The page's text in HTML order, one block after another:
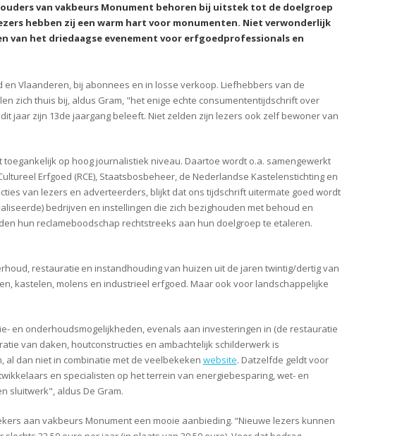
van vakbeurs Monument behoren bij uitstek tot de doelgroep
hebben zij een warm hart voor monumenten. Niet verwonderlijk
van het driedaagse evenement voor erfgoedprofessionals en
Vlaanderen, bij abonnees en in losse verkoop. Liefhebbers van de
zich thuis bij, aldus Gram, "het enige echte consumententijdschrift over
jaar zijn 13de jaargang beleeft. Niet zelden zijn lezers ook zelf bewoner van
op hoog journalistiek niveau. Daartoe wordt o.a. samengewerkt
Erfgoed (RCE), Staatsbosbeheer, de Nederlandse Kastelenstichting en
van lezers en adverteerders, blijkt dat ons tijdschrift uitermate goed wordt
bedrijven en instellingen die zich bezighouden met behoud en
hun reclameboodschap rechtstreeks aan hun doelgroep te etaleren.
restauratie en instandhouding van huizen uit de jaren twintig/dertig van
kastelen, molens en industrieel erfgoed. Maar ook voor landschappelijke
en onderhoudsmogelijkheden, evenals aan investeringen in (de restauratie
van daken, houtconstructies en ambachtelijk schilderwerk is
al dan niet in combinatie met de veelbekeken website. Datzelfde geldt voor
en specialisten op het terrein van energiebesparing, wet- en
sluitwerk", aldus De Gram.
aan vakbeurs Monument een mooie aanbieding. “Nieuwe lezers kunnen